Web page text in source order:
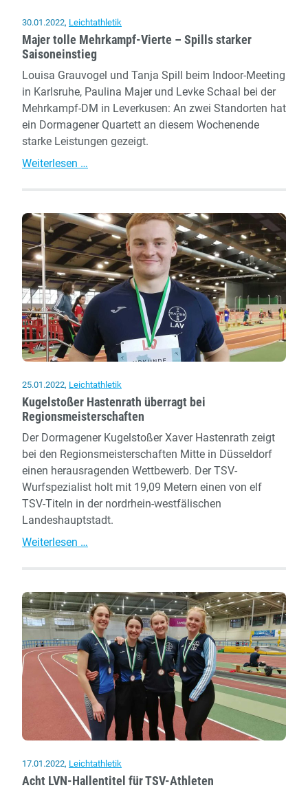
30.01.2022, Leichtathletik
Majer tolle Mehrkampf-Vierte – Spills starker
Saisoneinstieg
Louisa Grauvogel und Tanja Spill beim Indoor-Meeting
in Karlsruhe, Paulina Majer und Levke Schaal bei der
Mehrkampf-DM in Leverkusen: An zwei Standorten hat
ein Dormagener Quartett an diesem Wochenende
starke Leistungen gezeigt.
Weiterlesen …
Vierte
–
Spills
starker
Saisoneinstieg
25.01.2022, Leichtathletik
Kugelstoßer Hastenrath überragt bei
Regionsmeisterschaften
Der Dormagener Kugelstoßer Xaver Hastenrath zeigt
bei den Regionsmeisterschaften Mitte in Düsseldorf
einen herausragenden Wettbewerb. Der TSV-
Wurfspezialist holt mit 19,09 Metern einen von elf
TSV-Titeln in der nordrhein-westfälischen
Landeshauptstadt.
Weiterlesen …
bei
Regionsmeisterschaften
17.01.2022, Leichtathletik
Acht LVN-Hallentitel für TSV-Athleten